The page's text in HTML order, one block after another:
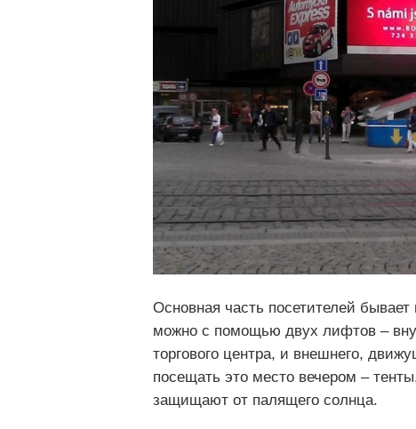
Основная часть посетителей
можно с помощью двух лифтов –
торгового центра, и внешнего,
посещать это место вечером –
защищают от палящего солнца.